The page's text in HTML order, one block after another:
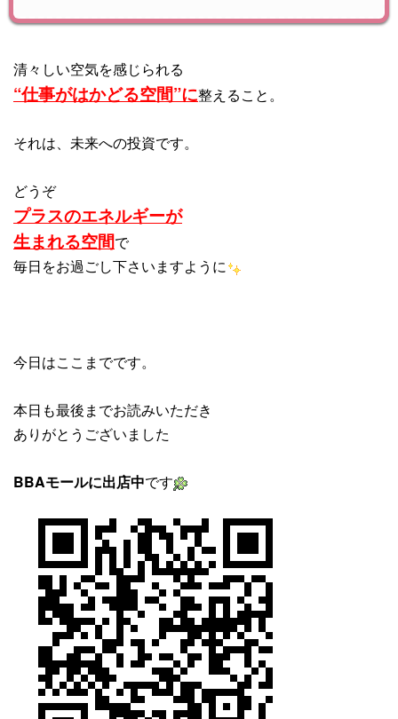
清々しい空気を感じられる
“仕事がはかどる空間”に整えること。
それは、未来への投資です。
どうぞ
プラスのエネルギーが
生まれる空間で
毎日をお過ごし下さいますように
今日はここまでです。
本日も最後までお読みいただき
ありがとうございました
BBAモールに出店中です